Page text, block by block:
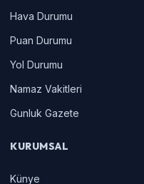
Hava Durumu
Puan Durumu
Yol Durumu
Namaz Vakitleri
Gunluk Gazete
KURUMSAL
Künye